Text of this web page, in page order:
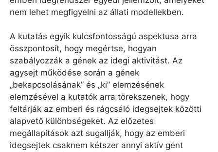
nem lehet megfigyelni az állati modellekben.
A kutatás egyik kulcsfontosságú aspektusa arra
összpontosít, hogy megértse, hogyan
szabályozzák a gének az idegi aktivitást. Az
agysejt működése során a gének
„bekapcsolásának” és „ki” elemzésének
elemzésével a kutatók arra törekszenek, hogy
feltárják az emberi és rágcsáló idegsejtek közötti
alapvető különbségeket. Az előzetes
megállapítások azt sugallják, hogy az emberi
idegsejtek csaknem kétszer annyi aktív gént